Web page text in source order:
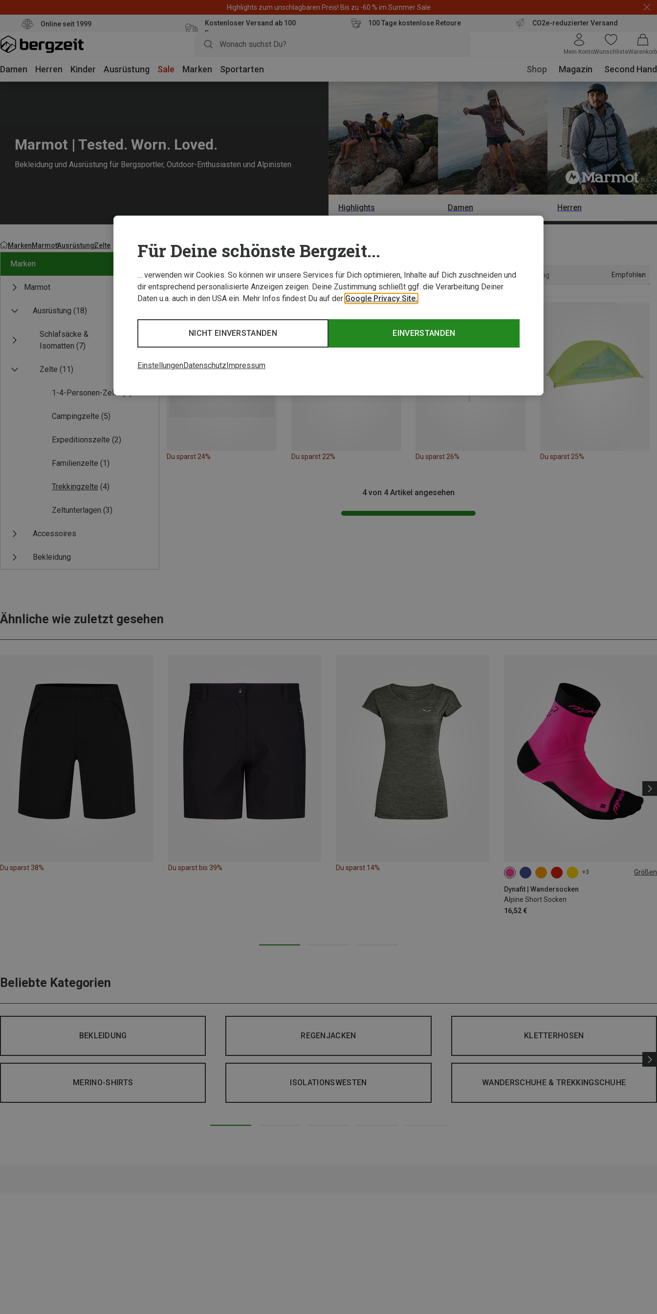
Highlights zum unschlagbaren Preis! Bis zu -60 % im Summer Sale
Online seit 1999
Kostenloser Versand ab 100
Euro
100 Tage kostenlose Retoure CO2e-reduzierter Versand
Mein KontoWunschlisteWarenkorb
Damen Herren Kinder Ausrüstung Sale Marken Sportarten Shop Magazin Second Hand
Marmot | Tested. Worn. Loved.
Bekleidung und Ausrüstung für Bergsportler, Outdoor-Enthusiasten und Alpinisten
Highlights Damen Herren
MarkenMarmotAusrüstungZelte
Marken
Marmot
Ausrüstung (18)
Schlafsäcke &
Isomatten (7)
Zelte (11)
1-4-Personen-Zelte
Campingzelte (5)
Expeditionszelte (2)
Familienzelte (1)
Trekkingzelte (4)
Zeltunterlagen (3)
Accessoires
Bekleidung
Sortierung Empfohlen
Du sparst 24% Du sparst 22% Du sparst 26% Du sparst 25%
4 von 4 Artikel angesehen
Ähnliche wie zuletzt gesehen
Du sparst 38% Du sparst bis 39% Du sparst 14%
+3 Größen
Dynafit | Wandersocken
Alpine Short Socken
16,52 €
35|36|37|38 39|40|41|42
Beliebte Kategorien
BEKLEIDUNG REGENJACKEN KLETTERHOSEN
MERINO-SHIRTS ISOLATIONSWESTEN WANDERSCHUHE & TREKKINGSCHUHE
Für Deine schönste Bergzeit...
… verwenden wir Cookies. So können wir unsere Services für Dich optimieren, Inhalte auf Dich zuschneiden und
dir entsprechend personalisierte Anzeigen zeigen. Deine Zustimmung schließt ggf. die Verarbeitung Deiner
Daten u.a. auch in den USA ein. Mehr Infos findest Du auf der Google Privacy Site.
EINVERSTANDEN
NICHT EINVERSTANDEN
EinstellungenDatenschutzImpressum